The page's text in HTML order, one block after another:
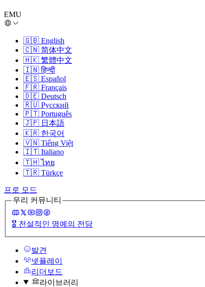
EMU
🇬🇧 English
🇨🇳 简体中文
🇭🇰 繁體中文
🇮🇳 हिन्दी
🇪🇸 Español
🇫🇷 Français
🇩🇪 Deutsch
🇷🇺 Русский
🇵🇹 Português
🇯🇵 日本語
🇰🇷 한국어
🇻🇳 Tiếng Việt
🇮🇹 Italiano
🇹🇭 ไทย
🇹🇷 Türkçe
프로 모드
우리 커뮤니티
🎖️ 전설적인 명예의 전당
발견
넷플레이
리더보드
라이브러리